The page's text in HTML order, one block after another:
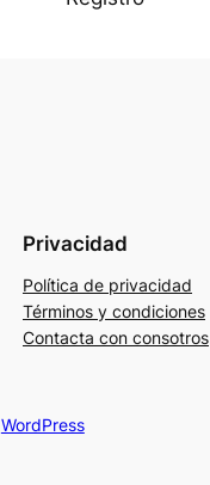
Privacidad
Política de privacidad
Términos y condiciones
Contacta con consotros
WordPress